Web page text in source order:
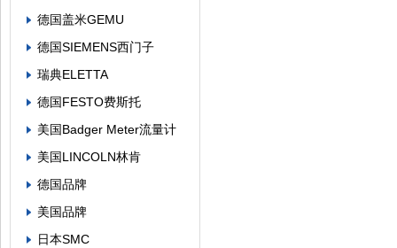
德国盖米GEMU
德国SIEMENS西门子
瑞典ELETTA
德国FESTO费斯托
美国Badger Meter流量计
美国LINCOLN林肯
德国品牌
美国品牌
日本SMC